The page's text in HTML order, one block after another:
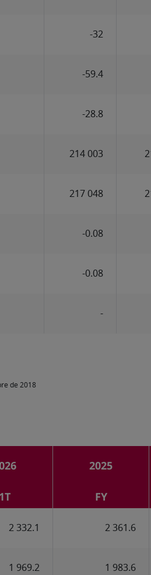
-32
-59.4
-28.8
214 003
217 048
-0.08
-0.08
-
de 2018
2025
1T FY
2 332.1 2 361.6
1 969.2 1 983.6